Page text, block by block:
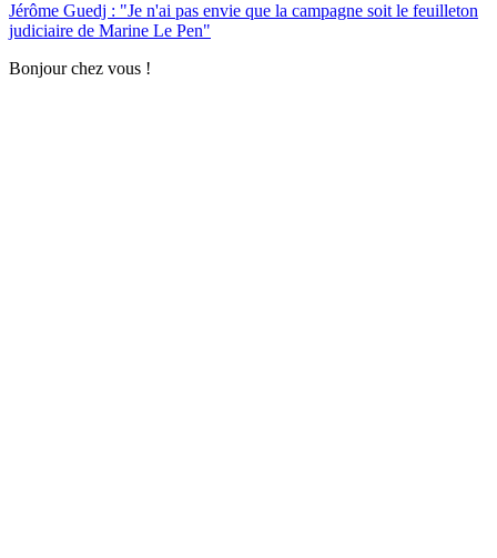
Jérôme Guedj : "Je n'ai pas envie que la campagne soit le feuilleton
judiciaire de Marine Le Pen"
Bonjour chez vous !